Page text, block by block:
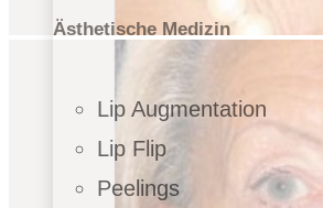
Ästhetische Medizin
Lip Augmentation
Lip Flip
Peelings